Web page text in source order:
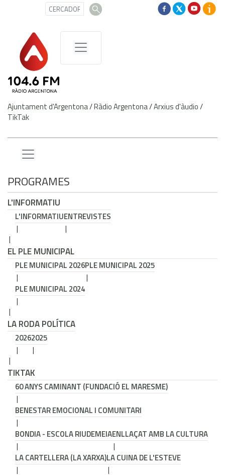
Ajuntament d'Argentona/Ràdio Argentona/Arxius d'àudio/
TikTak
PROGRAMES
L'INFORMATIU
L'INFORMATIUENTREVISTES
EL PLE MUNICIPAL
PLE MUNICIPAL 2026PLE MUNICIPAL 2025
PLE MUNICIPAL 2024
LA RODA POLÍTICA
20262025
TIKTAK
60 ANYS CAMINANT (FUNDACIÓ EL MARESME)
BENESTAR EMOCIONAL I COMUNITARI
BONDIA - ESCOLA RIUDEMEIAENLLAÇAT AMB LA CULTURA
LA CARTELLERA (LA XARXA)LA CUINA DE L'ESTEVE